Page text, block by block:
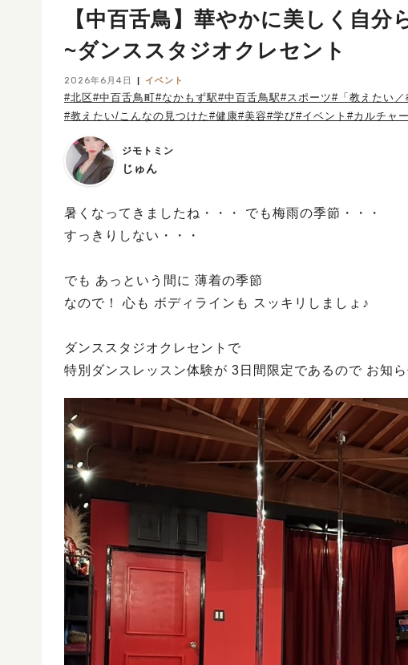
【中百舌鳥】華やかに美しく自
~ダンススタジオクレセント
2026年6月4日 イベント
#北区#中百舌鳥町#なかもず駅#中百舌鳥駅#スポーツ#「教えたい
#教えたい/こんなの見つけた#健康#美容#学び#イベント #カルチャー
ジモトミン
じゅん
暑くなってきましたね・・・ でも梅雨の季節・・・
すっきりしない・・・
でも あっという間に 薄着の季節
なので！ 心も ボディラインも スッキリしましょ♪
ダンススタジオクレセントで
特別ダンスレッスン体験が 3日間限定であるので お知ら